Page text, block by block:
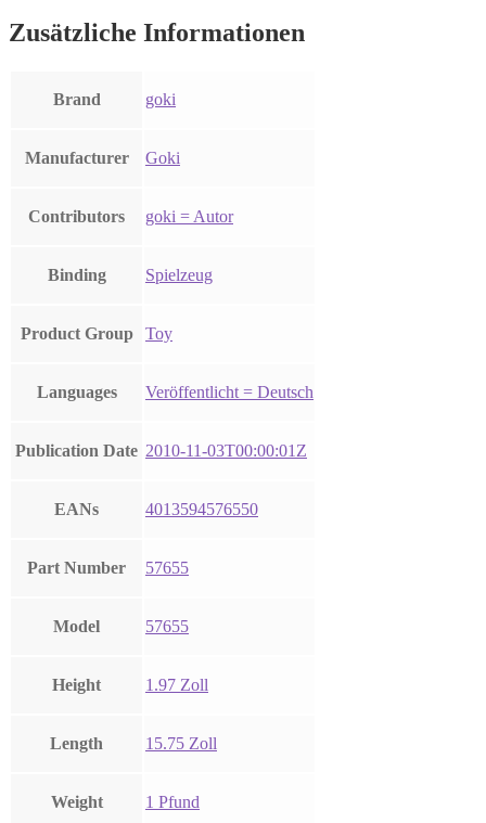
Zusätzliche Informationen
Brand goki
Manufacturer Goki
Contributors goki = Autor
Binding Spielzeug
Product Group Toy
Languages Veröffentlicht = Deutsch
Publication Date 2010-11-03T00:00:01Z
EANs 4013594576550
Part Number 57655
Model 57655
Height 1.97 Zoll
Length 15.75 Zoll
Weight 1 Pfund